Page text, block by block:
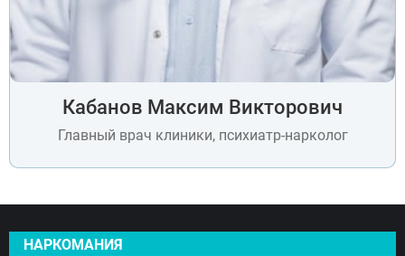
Кабанов Максим Викторович
Главный врач клиники, психиатр-нарколог
НАРКОМАНИЯ